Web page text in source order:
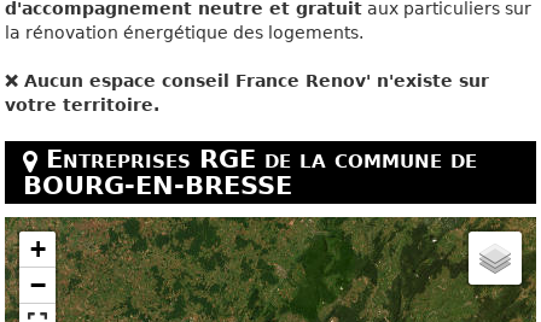
d'accompagnement neutre et gratuit aux particuliers sur
la rénovation énergétique des logements.
❌ Aucun espace conseil France Renov' n'existe sur
votre territoire.
Entreprises RGE de la commune de
BOURG-EN-BRESSE
+
−